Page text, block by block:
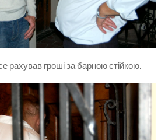
рахував гроші за барною стійкою.